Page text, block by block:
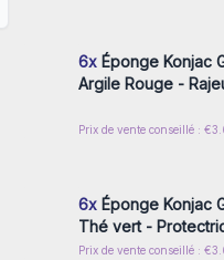
6xÉponge Konjac
Argile Rouge -
Prix de vente conseillé :
Connectez-vous ou
6xÉponge Konjac
Thé vert -
Prix de vente conseillé :